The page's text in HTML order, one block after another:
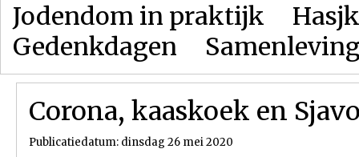
Jodendom in praktijk
Gedenkdagen
Corona, kaaskoek en
Publicatiedatum: dinsdag 26 mei 2020